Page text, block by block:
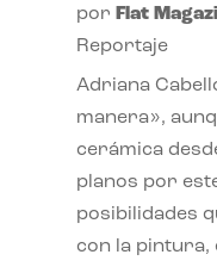
por Flat
Reportaje
Adriana
manera»,
cerámica
planos por
posibilidades
con la pintura,